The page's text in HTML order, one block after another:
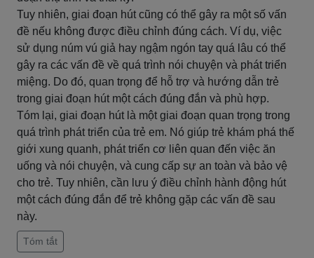
Tuy nhiên, giai đoạn hút cũng có thể gây ra một số vấn
đề nếu không được điều chỉnh đúng cách. Ví dụ, việc
sử dụng núm vú giả hay ngậm ngón tay quá lâu có thể
gây ra các vấn đề về quá trình nói chuyện và phát triển
miệng. Do đó, quan trọng để hỗ trợ và hướng dẫn trẻ
trong giai đoạn hút một cách đúng đắn và phù hợp.
Tóm lại, giai đoạn hút là một giai đoạn quan trọng trong
quá trình phát triển của trẻ em. Nó giúp trẻ khám phá thế
giới xung quanh, phát triển cơ liên quan đến việc ăn
uống và nói chuyện, và cung cấp sự an toàn và bảo vệ
cho trẻ. Tuy nhiên, cần lưu ý điều chỉnh hành động hút
một cách đúng đắn để trẻ không gặp các vấn đề sau
này.
Tóm tắt